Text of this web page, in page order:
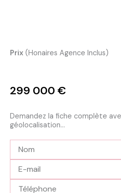
Prix (Honaires Agence Inclus)
299 000 €
Demandez la fiche complète
géolocalisation...
mail